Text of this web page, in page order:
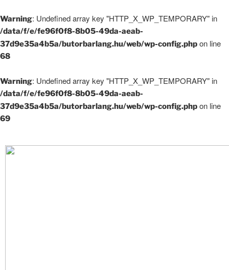
Warning: Undefined array key "HTTP_X_WP_TEMPORARY" in
/data/f/e/fe96f0f8-8b05-49da-aeab-
37d9e35a4b5a/butorbarlang.hu/web/wp-config.php on line
68
Warning: Undefined array key "HTTP_X_WP_TEMPORARY" in
/data/f/e/fe96f0f8-8b05-49da-aeab-
37d9e35a4b5a/butorbarlang.hu/web/wp-config.php on line
69